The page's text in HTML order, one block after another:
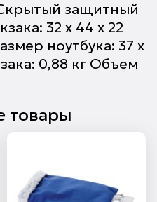
защитный
32 x 44 x 22
ноутбука: 37 x
0,88 кг Объем
товары